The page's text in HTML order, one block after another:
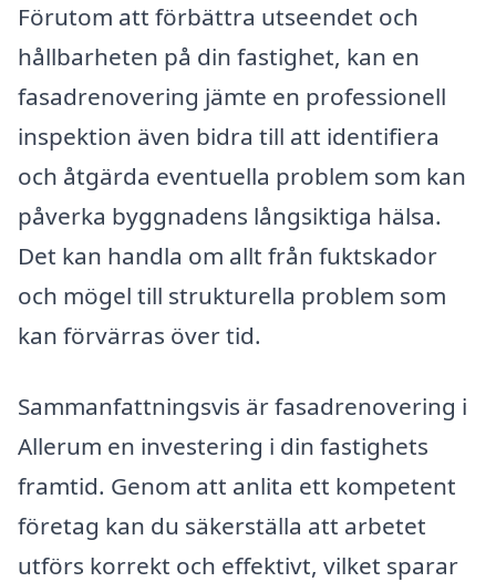
Förutom att förbättra utseendet och
hållbarheten på din fastighet, kan en
fasadrenovering jämte en professionell
inspektion även bidra till att identifiera
och åtgärda eventuella problem som kan
påverka byggnadens långsiktiga hälsa.
Det kan handla om allt från fuktskador
och mögel till strukturella problem som
kan förvärras över tid.
Sammanfattningsvis är fasadrenovering i
Allerum en investering i din fastighets
framtid. Genom att anlita ett kompetent
företag kan du säkerställa att arbetet
utförs korrekt och effektivt, vilket sparar